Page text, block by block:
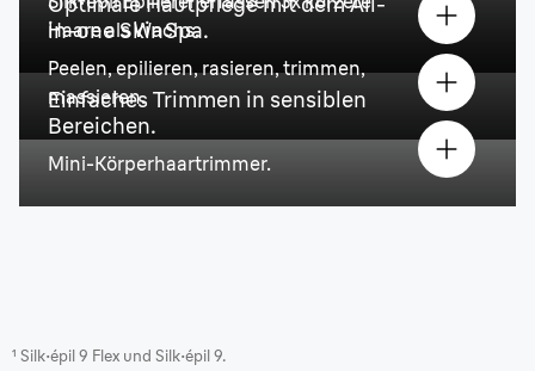
Haare als Wachs.
in-one SkinSpa.
Peelen, epilieren, rasieren, trimmen,
massieren.
Einfaches Trimmen in sensiblen
Bereichen.
Mini-Körperhaartrimmer.
¹ Silk·épil 9 Flex und Silk·épil 9.